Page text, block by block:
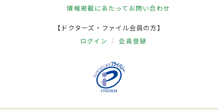
情報掲載にあたって お問い合わせ
【ドクターズ・ファイル会員の方】
ログイン 会員登録